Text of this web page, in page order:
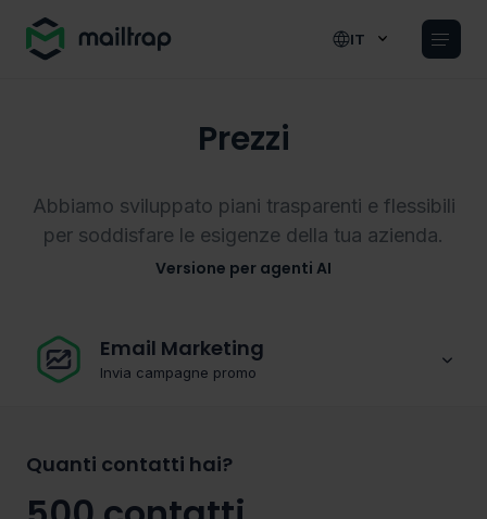
IT
Prezzi
Abbiamo sviluppato piani trasparenti e flessibili
per soddisfare le esigenze della tua azienda.
Versione per agenti AI
Email Marketing
Invia campagne promo
Quanti contatti hai?